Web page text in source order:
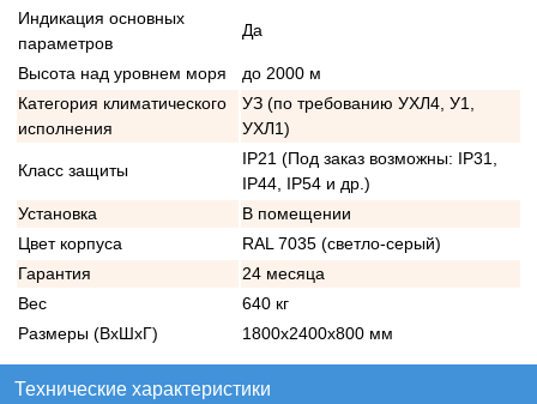
Индикация основных
параметров
Да
Высота над уровнем моря
до 2000 м
Категория климатического
исполнения
УЗ (по требованию УХЛ4, У1,
УХЛ1)
Класс защиты
IP21 (Под заказ возможны: IP31,
IP44, IP54 и др.)
Установка
В помещении
Цвет корпуса
RAL 7035 (светло-серый)
Гарантия
24 месяца
Вес
640 кг
Размеры (ВхШхГ)
1800х2400х800 мм
Технические характеристики